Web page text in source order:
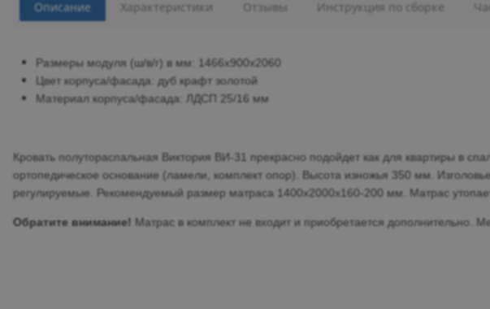
Описание
Размеры модуля (ш/в/г) в мм: 1466х900х2060
Цвет корпуса/фасада: дуб крафт золотой
Материал корпуса/фасада: ЛДСП 25/16 мм
Кровать полутораспальная Виктория ВИ-31 прекрасно подойдет как для квартиры в
ортопедическое основание (ламели, комплект опор). Высота изножья 350 мм.
регулируемые. Рекомендуемый размер матраса 1400х2000х160-200 мм.
Матрас
Обратите внимание! Матрас в комплект не входит и приобретается дополнительно.
Характеристики Отзывы Инструкция по сборке